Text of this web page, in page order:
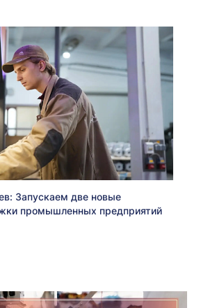
Запускаем две новые
промышленных предприятий